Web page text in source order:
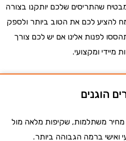
שהתריסים שלכם יותקנו בצורה
לכם את הטוב ביותר ולספק
אלינו אם יש לכם צורך
ומקצועי.
משתלמות, שקיפות מלאה מול
ברמה הגבוהה ביותר.